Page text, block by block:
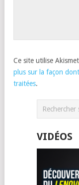
Ce site utilise
plus sur la façon
traitées.
VIDÉOS